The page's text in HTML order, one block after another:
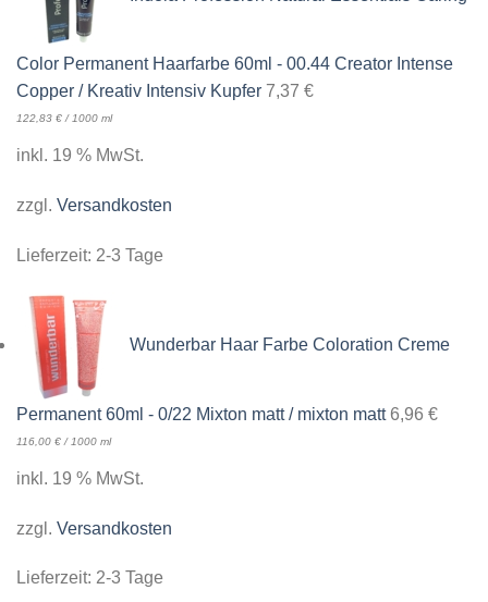
Color Permanent Haarfarbe 60ml - 00.44 Creator Intense
Copper / Kreativ Intensiv Kupfer 7,37 €
122,83 €/1000 ml
inkl. 19 % MwSt.
zzgl. Versandkosten
Lieferzeit: 2-3 Tage
Wunderbar Haar Farbe Coloration Creme
Permanent 60ml - 0/22 Mixton matt / mixton matt 6,96 €
116,00 € / 1000 ml
inkl. 19 % MwSt.
zzgl. Versandkosten
Lieferzeit: 2-3 Tage